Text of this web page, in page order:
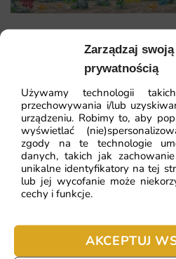
Zarządzaj swoją
prywatnością
Używamy technologii
przechowywania i/lub
urządzeniu. Robimy to, aby
wyświetlać
zgody na te technologie
danych, takich jak
unikalne identyfikatory na tej
lub jej wycofanie może
cechy i funkcje.
AKCEPTUJ
Aplikacja jest intuicyjna — klej
nadmiaru kleju sprawia, że
końcowy spójny.
Dlaczego warto wybrać tę
Ta fototapeta to inwestycja w
po kilku miesiącach. Stawiamy
szczegółu — od jakości druku
przygotowanie do montażu.
dekoracyjna kompozycja na
Najniższa cena z 30 dni:41.93 zł
ZOBACZ
Najczęściej zadawane
Pomagamy i doradzamy przy
nie chcesz czekać – sprawdź